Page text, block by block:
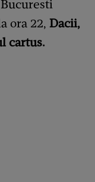
ora 22, Dacii,
cartus.